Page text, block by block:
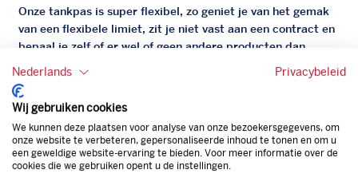
Onze tankpas is super flexibel, zo geniet je van het gemak
van een flexibele limiet, zit je niet vast aan een contract en
bepaal je zelf of er wel of geen andere producten dan
brandstof mee betaalt kunnen worden.
Bovendien profiteer je altijd van een gegarandeerde
korting. Mocht de pompprijs toch lager zijn dan betaal je
natuurlijk de prijs aan de pomp. Zo ben je altijd verzekerd
van de laagste prijs.
Nederlands Privacybeleid
Wij gebruiken cookies
We kunnen deze plaatsen voor analyse van onze bezoekersgegevens, om
onze website te verbeteren, gepersonaliseerde inhoud te tonen en om u
een geweldige website-ervaring te bieden. Voor meer informatie over de
cookies die we gebruiken opent u de instellingen.